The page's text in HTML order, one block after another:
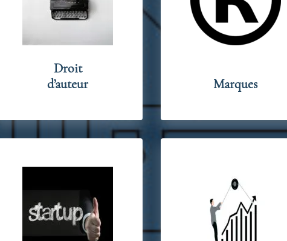
Droit
d’auteur
Marques